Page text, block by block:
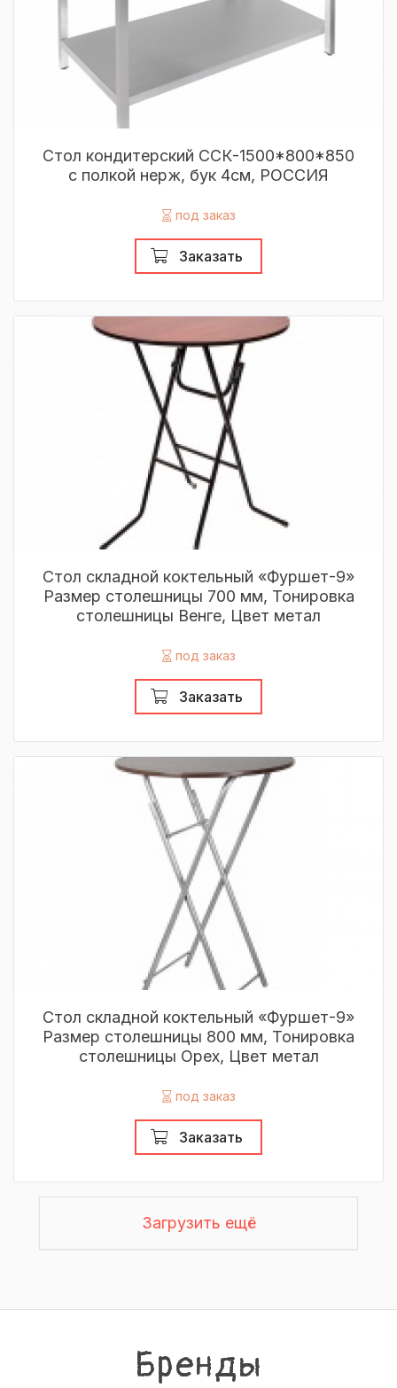
Стол кондитерский ССК-1500*800*850
с полкой нерж, бук 4см, РОССИЯ
под заказ
Заказать
Стол складной коктельный «Фуршет-9»
Размер столешницы 700 мм, Тонировка
столешницы Венге, Цвет метал
под заказ
Заказать
Стол складной коктельный «Фуршет-9»
Размер столешницы 800 мм, Тонировка
столешницы Орех, Цвет метал
под заказ
Заказать
Загрузить ещё
Бренды